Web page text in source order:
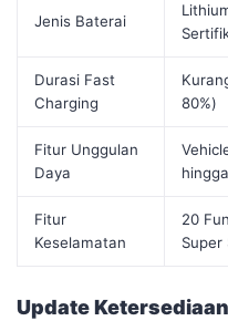
Jenis Baterai
Durasi Fast
Charging
80%)
Fitur Unggulan
Daya
Fitur
Keselamatan
20
Super
Update